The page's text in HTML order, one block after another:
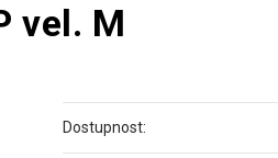
vel. M
Dostupnost: